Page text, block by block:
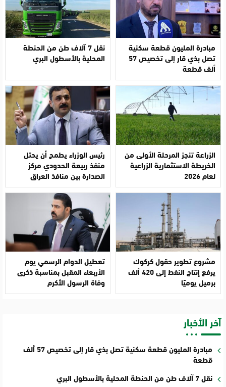
مبادرة المليون قطعة سكنية
تصل بذي قار إلى تخصيص 57
ألف قطعة
نقل 7 آلاف طن من الحنطة
المحلية بالأسطول البري
الزراعة تنجز المرحلة الأولى من
الخريطة الاستثمارية الزراعية
لعام 2026
رئيس الوزراء يطمح أن يحتل
منفذ ربيعة الحدودي مركز
الصدارة بين منافذ العراق
مشروع تطوير حقول كركوك
يرفع إنتاج النفط إلى 420 ألف
برميل يوميًا
تعطيل الدوام الرسمي يوم
الأربعاء المقبل بمناسبة ذكرى
وفاة الرسول الأكرم
آخر الأخبار
مبادرة المليون قطعة سكنية تصل بذي قار إلى تخصيص 57 ألف
قطعة
نقل 7 آلاف طن من الحنطة المحلية بالأسطول البري